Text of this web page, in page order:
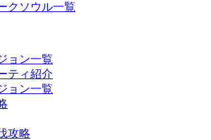
クソウル一覧
ョン一覧
ティ紹介
ョン一覧
攻略